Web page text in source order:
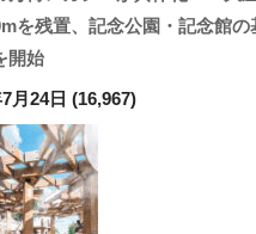
を残置、記念公園・記念館の
開始
月24日 (16,967)